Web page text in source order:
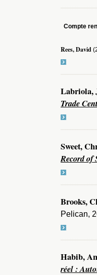
Compte
Rees, David
Labriola,
Trade
Sweet,
Record of
Brooks,
Pelican,
Habib,
réel :